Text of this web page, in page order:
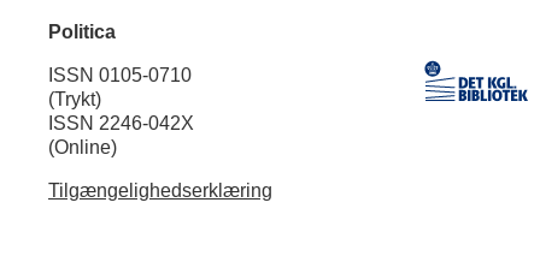
Politica
ISSN 0105-0710
(Trykt)
ISSN 2246-042X
(Online)
Tilgængelighedserklæring